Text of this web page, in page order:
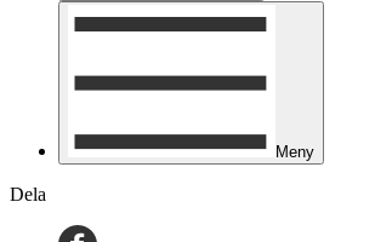
Meny
Dela